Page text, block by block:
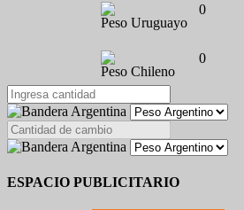
Peso Uruguayo
0
Peso Chileno
0
ESPACIO PUBLICITARIO